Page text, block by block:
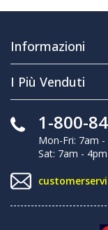
Informazioni
I Più Venduti
1-800-
Mon-Fri: 7am -
Sat: 7am -